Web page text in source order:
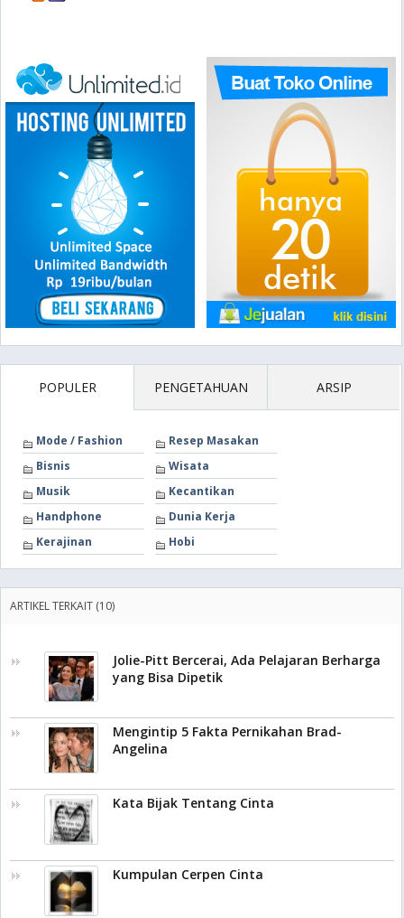
POPULER PENGETAHUAN ARSIP
Mode / Fashion
Resep Masakan
Bisnis
Wisata
Musik
Kecantikan
Handphone
Dunia Kerja
Kerajinan
Hobi
ARTIKEL TERKAIT (10)
Jolie-Pitt Bercerai, Ada Pelajaran Berharga
yang Bisa Dipetik
Mengintip 5 Fakta Pernikahan Brad-
Angelina
Kata Bijak Tentang Cinta
Kumpulan Cerpen Cinta